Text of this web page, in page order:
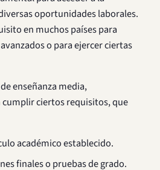
oportunidades laborales.
en muchos países para
o para ejercer ciertas
enseñanza media,
ciertos requisitos, que
académico establecido.
finales o pruebas de grado.